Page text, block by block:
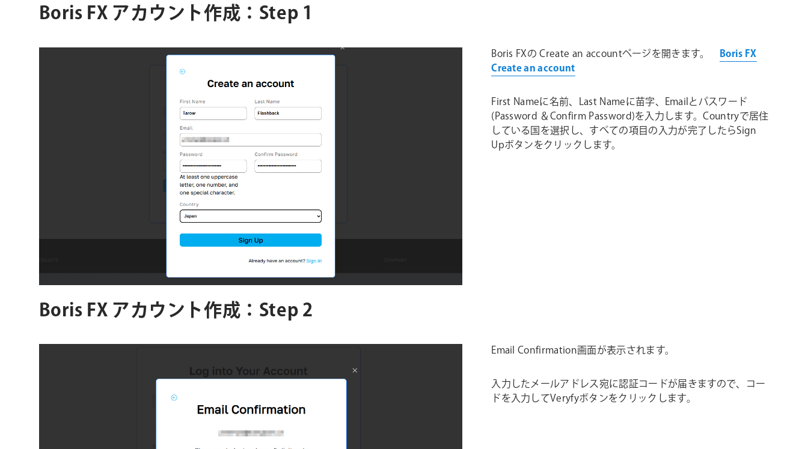
Boris FX アカウント作成：Step 1
Boris FXの Create an accountページを開きます。 Boris FX
Create an account
First Nameに名前、Last Nameに苗字、Emailとパスワード
(Password ＆Confirm Password)を入力します。Countryで居住
している国を選択し、すべての項目の入力が完了したらSign
Upボタンをクリックします。
Boris FX アカウント作成：Step 2
Email Confirmation画面が表示されます。
入力したメールアドレス宛に認証コードが届きますので、コー
ドを入力してVeryfyボタンをクリックします。